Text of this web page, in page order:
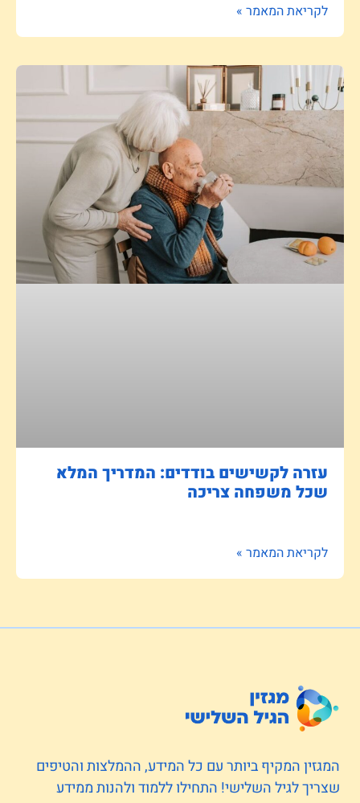
לקריאת המאמר »
עזרה לקשישים בודדים: המדריך המלא
שכל משפחה צריכה
לקריאת המאמר »
המגזין המקיף ביותר עם כל המידע, ההמלצות והטיפים
שצריך לגיל השלישי! התחילו ללמוד ולהנות ממידע